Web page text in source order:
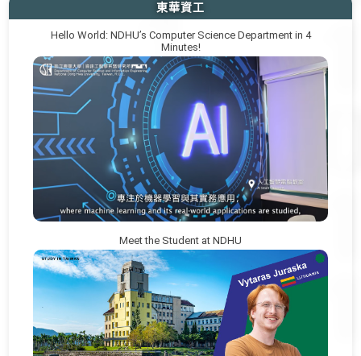
東華資工
Hello World: NDHU’s Computer Science Department in 4
Minutes!
Meet the Student at NDHU